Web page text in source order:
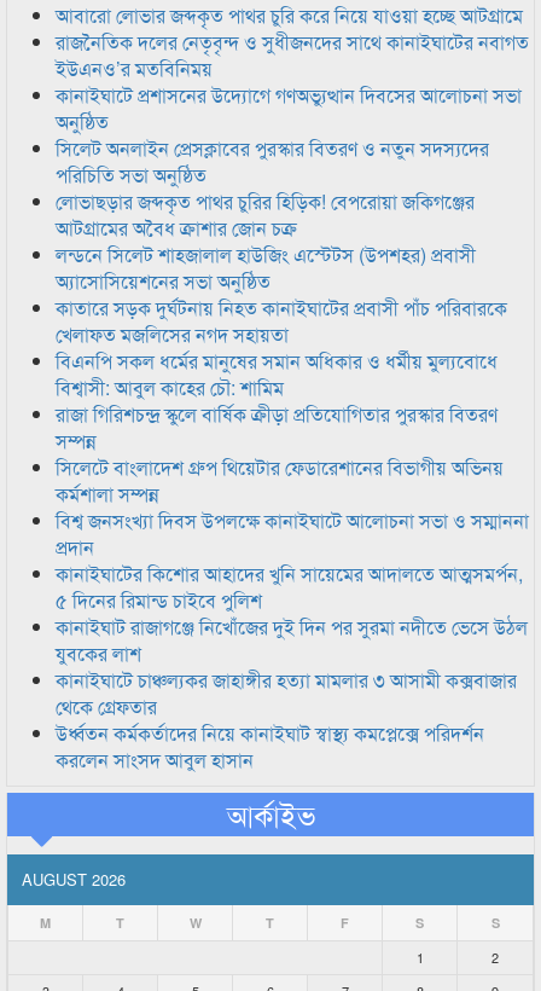
আবারো লোভার জব্দকৃত পাথর চুরি করে নিয়ে যাওয়া হচ্ছে আটগ্রামে
রাজনৈতিক দলের নেতৃবৃন্দ ও সুধীজনদের সাথে কানাইঘাটের নবাগত
ইউএনও’র মতবিনিময়
কানাইঘাটে প্রশাসনের উদ্যোগে গণঅভ্যুত্থান দিবসের আলোচনা সভা
অনুষ্ঠিত
সিলেট অনলাইন প্রেসক্লাবের পুরস্কার বিতরণ ও নতুন সদস্যদের
পরিচিতি সভা অনুষ্ঠিত
লোভাছড়ার জব্দকৃত পাথর চুরির হিড়িক! বেপরোয়া জকিগঞ্জের
আটগ্রামের অবৈধ ক্রাশার জোন চক্র
লন্ডনে সিলেট শাহজালাল হাউজিং এস্টেটস (উপশহর) প্রবাসী
অ্যাসোসিয়েশনের সভা অনুষ্ঠিত
কাতারে সড়ক দুর্ঘটনায় নিহত কানাইঘাটের প্রবাসী পাঁচ পরিবারকে
খেলাফত মজলিসের নগদ সহায়তা
বিএনপি সকল ধর্মের মানুষের সমান অধিকার ও ধর্মীয় মুল্যবোধে
বিশ্বাসী: আবুল কাহের চৌ: শামিম
রাজা গিরিশচন্দ্র স্কুলে বার্ষিক ক্রীড়া প্রতিযোগিতার পুরস্কার বিতরণ
সম্পন্ন
সিলেটে বাংলাদেশ গ্রুপ থিয়েটার ফেডারেশানের বিভাগীয় অভিনয়
কর্মশালা সম্পন্ন
বিশ্ব জনসংখ্যা দিবস উপলক্ষে কানাইঘাটে আলোচনা সভা ও সম্মাননা
প্রদান
কানাইঘাটের কিশোর আহাদের খুনি সায়েমের আদালতে আত্মসমর্পন,
৫ দিনের রিমান্ড চাইবে পুলিশ
কানাইঘাট রাজাগঞ্জে নিখোঁজের দুই দিন পর সুরমা নদীতে ভেসে উঠল
যুবকের লাশ
কানাইঘাটে চাঞ্চল্যকর জাহাঙ্গীর হত্যা মামলার ৩ আসামী কক্সবাজার
থেকে গ্রেফতার
উর্ধ্বতন কর্মকর্তাদের নিয়ে কানাইঘাট স্বাস্থ্য কমপ্লেক্সে পরিদর্শন
করলেন সাংসদ আবুল হাসান
আর্কাইভ
AUGUST 2026
M T W T F S S
1
2